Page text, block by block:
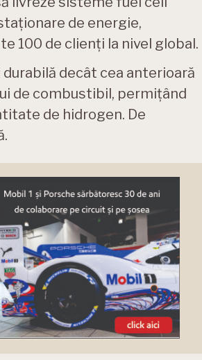
de energie,
100 de clienți la nivel global.
decât cea anterioară
de combustibil, permițând
de hidrogen. De